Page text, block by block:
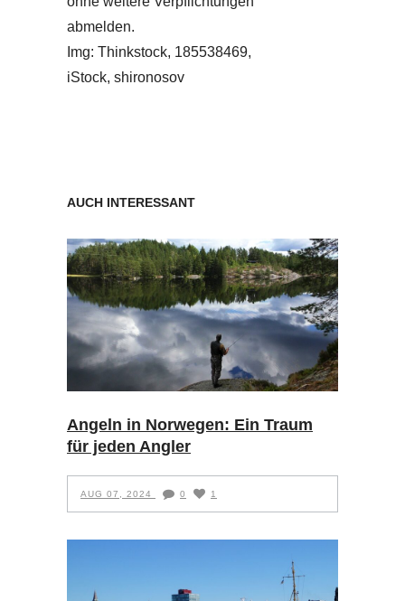
abmelden.
Img: Thinkstock, 185538469,
iStock, shironosov
AUCH INTERESSANT
Angeln in Norwegen: Ein Traum
für jeden Angler
AUG 07, 2024 0 1